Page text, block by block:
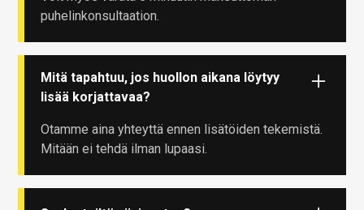
puhelinkonsultaation.
Mitä tapahtuu, jos huollon aikana löytyy
lisää korjattavaa?
Otamme aina yhteyttä ennen lisätöiden tekemistä.
Mitään ei tehdä ilman lupaasi.